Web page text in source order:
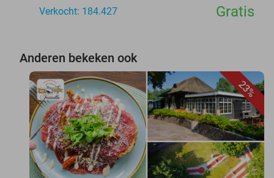
Verkocht: 184.427
Gratis
Anderen bekeken ook
23%